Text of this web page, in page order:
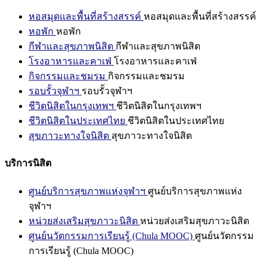
หอสมุดและพื้นที่สร้างสรรค์ หอสมุดและพื้นที่สร้างสรรค์
หอพัก หอพัก
กีฬาและสุขภาพนิสิต กีฬาและสุขภาพนิสิต
โรงอาหารและคาเฟ่ โรงอาหารและคาเฟ่
กิจกรรมและชมรม กิจกรรมและชมรม
รอบรั้วจุฬาฯ รอบรั้วจุฬาฯ
ชีวิตนิสิตในกรุงเทพฯ ชีวิตนิสิตในกรุงเทพฯ
ชีวิตนิสิตในประเทศไทย ชีวิตนิสิตในประเทศไทย
สุขภาวะทางใจนิสิต สุขภาวะทางใจนิสิต
บริการนิสิต
ศูนย์บริการสุขภาพแห่งจุฬาฯ ศูนย์บริการสุขภาพแห่ง
จุฬาฯ
หน่วยส่งเสริมสุขภาวะนิสิต หน่วยส่งเสริมสุขภาวะนิสิต
ศูนย์นวัตกรรมการเรียนรู้ (Chula MOOC) ศูนย์นวัตกรรม
การเรียนรู้ (Chula MOOC)